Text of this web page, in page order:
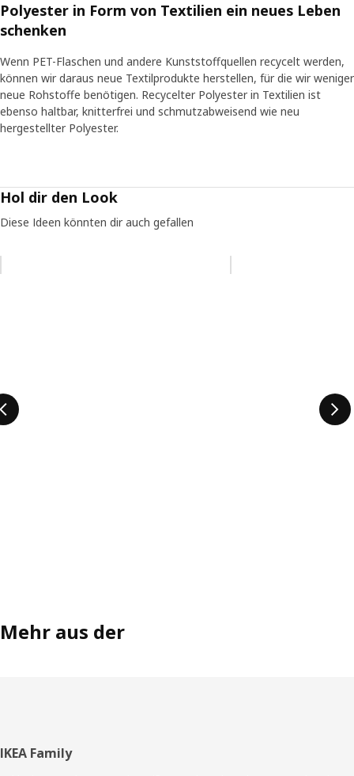
Polyester in Form von Textilien ein neues Leben
schenken
Wenn PET-Flaschen und andere Kunststoffquellen recycelt werden,
können wir daraus neue Textilprodukte herstellen, für die wir weniger
neue Rohstoffe benötigen. Recycelter Polyester in Textilien ist
ebenso haltbar, knitterfrei und schmutzabweisend wie neu
hergestellter Polyester.
Hol dir den Look
Diese Ideen könnten dir auch gefallen
Mehr aus der
Fußzeile
IKEA Family